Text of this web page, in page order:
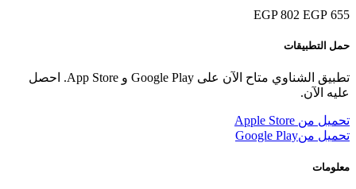
655 EGP
802 EGP
حمل التطبيقات
تطبيق الشناوي متاح الآن على Google Play و App Store. احصل
عليه الآن.
تحميل من Apple Store
تحميل منGoogle Play
معلومات